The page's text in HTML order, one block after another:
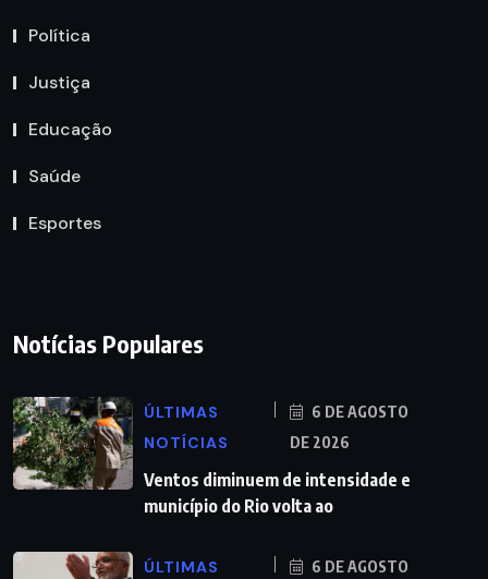
Política
Justiça
Educação
Saúde
Esportes
Notícias Populares
ÚLTIMAS
NOTÍCIAS
6 DE AGOSTO
DE 2026
Ventos diminuem de intensidade e
município do Rio volta ao
ÚLTIMAS
6 DE AGOSTO